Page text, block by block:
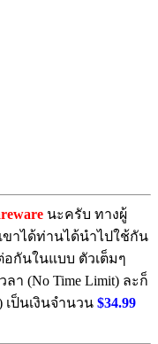
นะครับ ทางผู้
ขาได้ท่านได้นำไปใช้กัน
กันในแบบ ตัวเต็มๆ
า (No Time Limit) ละก็
เป็นเงินจำนวน $34.99